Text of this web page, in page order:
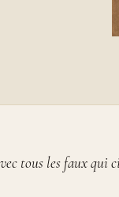
tous les faux